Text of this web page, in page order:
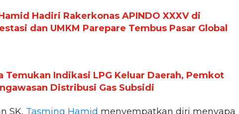
Hadiri Rakerkonas APINDO XXXV di
dan UMKM Parepare Tembus Pasar Global
Temukan Indikasi LPG Keluar Daerah, Pemkot
Distribusi Gas Subsidi
SK, Tasming Hamid menyempatkan diri menyapa